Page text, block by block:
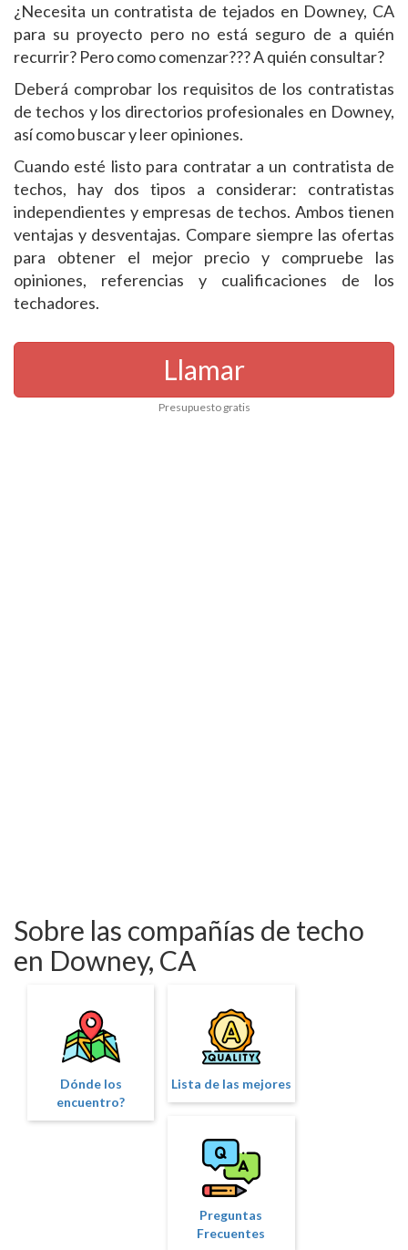
¿Necesita un contratista de tejados en Downey, CA
para su proyecto pero no está seguro de a quién
recurrir? Pero como comenzar??? A quién consultar?
Deberá comprobar los requisitos de los contratistas
de techos y los directorios profesionales en Downey,
así como buscar y leer opiniones.
Cuando esté listo para contratar a un contratista de
techos, hay dos tipos a considerar: contratistas
independientes y empresas de techos. Ambos tienen
ventajas y desventajas. Compare siempre las ofertas
para obtener el mejor precio y compruebe las
opiniones, referencias y cualificaciones de los
techadores.
Llamar
Presupuesto gratis
Sobre las compañías de techo
en Downey, CA
Dónde los
encuentro?
Lista de las mejores
Preguntas
Frecuentes